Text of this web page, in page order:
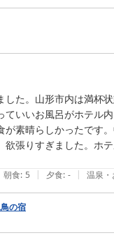
た。山形市内は満杯
いいお風呂がホテル
が素晴らしかったで
張りすぎました。ホ
朝食: 5 | 夕食: - | 温泉・
の宿